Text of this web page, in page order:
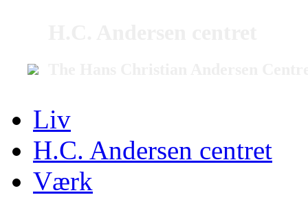
Liv
H.C. Andersen centret
Værk